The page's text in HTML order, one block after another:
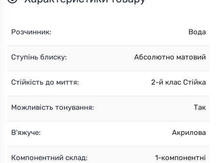
Розчинник: Вода
Ступінь блиску: Абсолютно матовий
Стійкість до миття: 2-й клас Стійка
Можливість тонування: Так
В'яжуче: Акрилова
Компонентний склад: 1-компонентні